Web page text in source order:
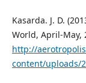
Kasarda. J. D.
World, April-May,
http://
content/uploads/